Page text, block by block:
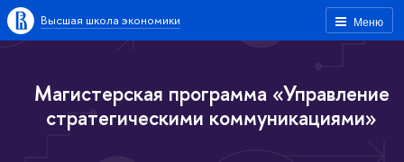
Меню
Высшая школа экономики
Магистерская программа «Управление
стратегическими коммуникациями»